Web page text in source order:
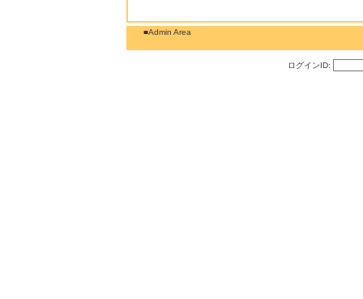
■Admin Area
ログインID: